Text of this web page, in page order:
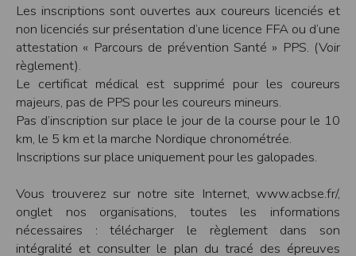
Les inscriptions sont ouvertes aux coureurs licenciés et
non licenciés sur présentation d’une licence FFA ou d’une
attestation « Parcours de prévention Santé » PPS. (Voir
règlement).
Le certificat médical est supprimé pour les coureurs
majeurs, pas de PPS pour les coureurs mineurs.
Pas d’inscription sur place le jour de la course pour le 10
km, le 5 km et la marche Nordique chronométrée.
Inscriptions sur place uniquement pour les galopades.
Vous trouverez sur notre site Internet, www.acbse.fr/,
onglet nos organisations, toutes les informations
nécessaires : télécharger le règlement dans son
intégralité et consulter le plan du tracé des épreuves
sécurisation des mots de passe. Enfin, les communications entre nos différents
serveurs se font sur un réseau privé qui n’est pas accessible depuis l’extérieur.
Paramétrer votre navigateur internet
Vous pouvez à tout moment choisir de désactiver les cookies sur votre ordinateur.
Notez cependant que votre expérience sur notre site peut en être affectée comme
par exemple et sans être exhaustif, la perte de votre session membre lorsque
vous changez de page, l'impossibilité d'accéder à certaines pages ou encore la
perte de vos préférences sur certaines pages.
Afin de gérer les cookies au plus près de vos attentes nous vous invitons à
paramétrer votre navigateur en tenant compte de la finalité des cookies.
Sous l'ongletGénéral, sousHistorique de navigation, cliquez surParamètres.
Firefox
Allez dans l'onglet
Outils du navigateur puis sélectionnez le menu
Options
Dans la fenêtre qui s'affiche, choisissezVie privéeet cliquez surAffichez les